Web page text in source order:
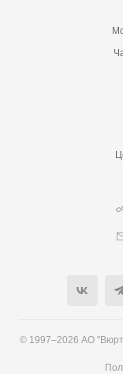
© 1997–2026 АО